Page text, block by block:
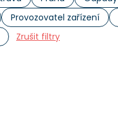
Provozovatel zařízení
Zrušit filtry